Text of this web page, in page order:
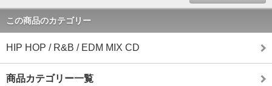
この商品のカテゴリー
HIP HOP / R&B / EDM MIX CD
商品カテゴリー一覧